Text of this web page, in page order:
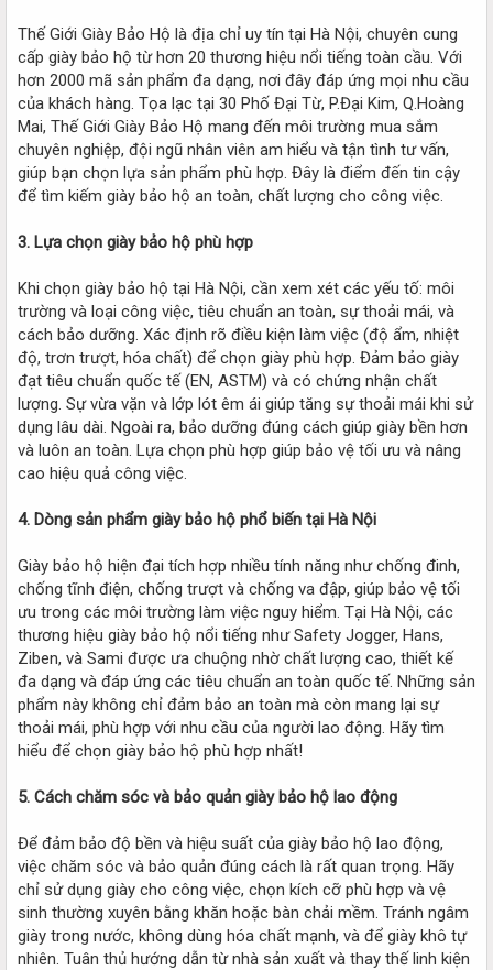
Thế Giới Giày Bảo Hộ là địa chỉ uy tín tại Hà Nội, chuyên cung
cấp giày bảo hộ từ hơn 20 thương hiệu nổi tiếng toàn cầu. Với
hơn 2000 mã sản phẩm đa dạng, nơi đây đáp ứng mọi nhu cầu
của khách hàng. Tọa lạc tại 30 Phố Đại Từ, P.Đại Kim, Q.Hoàng
Mai, Thế Giới Giày Bảo Hộ mang đến môi trường mua sắm
chuyên nghiệp, đội ngũ nhân viên am hiểu và tận tình tư vấn,
giúp bạn chọn lựa sản phẩm phù hợp. Đây là điểm đến tin cậy
để tìm kiếm giày bảo hộ an toàn, chất lượng cho công việc.
3. Lựa chọn giày bảo hộ phù hợp
Khi chọn giày bảo hộ tại Hà Nội, cần xem xét các yếu tố: môi
trường và loại công việc, tiêu chuẩn an toàn, sự thoải mái, và
cách bảo dưỡng. Xác định rõ điều kiện làm việc (độ ẩm, nhiệt
độ, trơn trượt, hóa chất) để chọn giày phù hợp. Đảm bảo giày
đạt tiêu chuẩn quốc tế (EN, ASTM) và có chứng nhận chất
lượng. Sự vừa vặn và lớp lót êm ái giúp tăng sự thoải mái khi sử
dụng lâu dài. Ngoài ra, bảo dưỡng đúng cách giúp giày bền hơn
và luôn an toàn. Lựa chọn phù hợp giúp bảo vệ tối ưu và nâng
cao hiệu quả công việc.
4. Dòng sản phẩm giày bảo hộ phổ biến tại Hà Nội
Giày bảo hộ hiện đại tích hợp nhiều tính năng như chống đinh,
chống tĩnh điện, chống trượt và chống va đập, giúp bảo vệ tối
ưu trong các môi trường làm việc nguy hiểm. Tại Hà Nội, các
thương hiệu giày bảo hộ nổi tiếng như Safety Jogger, Hans,
Ziben, và Sami được ưa chuộng nhờ chất lượng cao, thiết kế
đa dạng và đáp ứng các tiêu chuẩn an toàn quốc tế. Những sản
phẩm này không chỉ đảm bảo an toàn mà còn mang lại sự
thoải mái, phù hợp với nhu cầu của người lao động. Hãy tìm
hiểu để chọn giày bảo hộ phù hợp nhất!
5. Cách chăm sóc và bảo quản giày bảo hộ lao động
Để đảm bảo độ bền và hiệu suất của giày bảo hộ lao động,
việc chăm sóc và bảo quản đúng cách là rất quan trọng. Hãy
chỉ sử dụng giày cho công việc, chọn kích cỡ phù hợp và vệ
sinh thường xuyên bằng khăn hoặc bàn chải mềm. Tránh ngâm
giày trong nước, không dùng hóa chất mạnh, và để giày khô tự
nhiên. Tuân thủ hướng dẫn từ nhà sản xuất và thay thế linh kiện